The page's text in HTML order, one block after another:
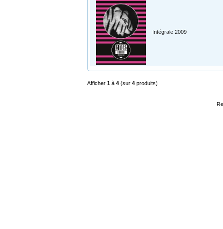
Intégrale 2009
Afficher 1 à 4 (sur 4 produits)